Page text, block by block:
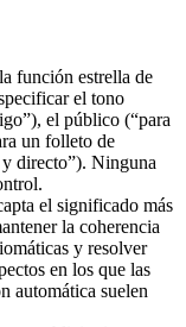
función estrella de
el tono
el público (“para
un folleto de
directo”). Ninguna
el significado más
la coherencia
y resolver
en los que las
automática suelen